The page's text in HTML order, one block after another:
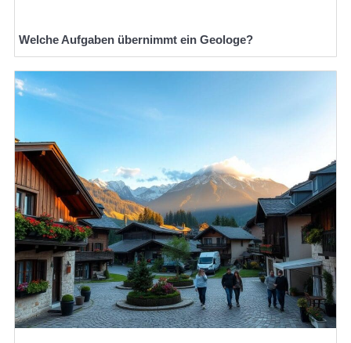
Welche Aufgaben übernimmt ein Geologe?